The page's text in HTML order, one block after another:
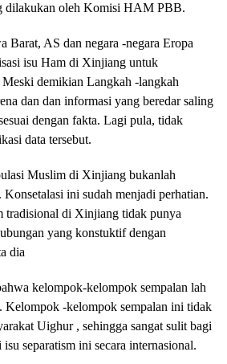
dilakukan oleh Komisi HAM PBB.
Barat, AS dan negara -negara Eropa
isu Ham di Xinjiang untuk
demikian Langkah -langkah
dan dan informasi yang beredar saling
dengan fakta. Lagi pula, tidak
data tersebut.
Muslim di Xinjiang bukanlah
ini sudah menjadi perhatian.
tradisional di Xinjiang tidak punya
yang konstuktif dengan
dia
kelompok-kelompok sempalan lah
Kelompok -kelompok sempalan ini tidak
Uighur , sehingga sangat sulit bagi
separatism ini secara internasional.